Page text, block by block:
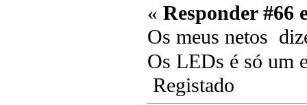
« Responder #66
Os meus netos
Os LEDs é só um
Registado